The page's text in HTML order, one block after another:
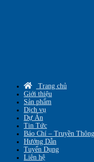
Trang chủ
Giới thiệu
Sản phẩm
Dịch vụ
Dự Án
Tin Tức
Báo Chí – Truyền Thông
Hướng Dẫn
Tuyển Dụng
Liên hệ